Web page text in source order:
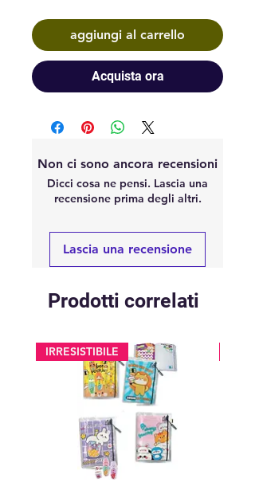
aggiungi al carrello
Acquista ora
Non ci sono ancora recensioni
Dicci cosa ne pensi. Lascia una
recensione prima degli altri.
Lascia una recensione
Prodotti correlati
IRRESISTIBILE